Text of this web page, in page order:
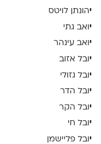
יהונתן לויטס
י ואב גתי
יואב עינהר
י ובל אזוב
י ובל גזולי
יובל הדר
י ובל הקר
יובל חי
י ובל פליישמן